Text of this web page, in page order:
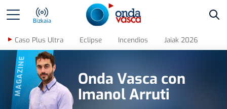
Bizkaia
Caso Plus Ultra Eclipse Incendios Jaiak 2026
MAGAZINE
Onda Vasca con
Imanol Arruti